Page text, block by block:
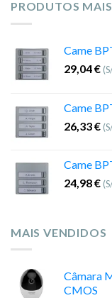
PRODUTOS
Came
29,04€
Came
26,33€
Came
24,98€
MAIS VENDIDOS
Câmara
CMOS